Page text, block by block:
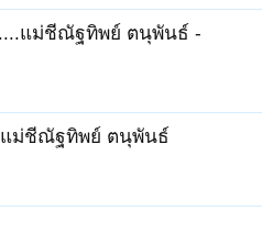
แม่ชีณัฐทิพย์ ตนุพันธ์ -
ม่ชีณัฐทิพย์ ตนุพันธ์